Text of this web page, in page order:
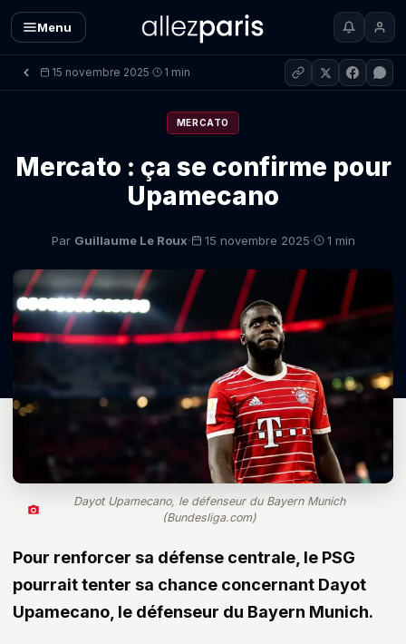
Menu
15 novembre 2025· 1 min
MERCATO
Mercato : ça se confirme pour
Upamecano
Par Guillaume Le Roux· 15 novembre 2025· 1 min
Dayot Upamecano, le défenseur du Bayern Munich
(Bundesliga.com)
Pour renforcer sa défense centrale, le PSG
pourrait tenter sa chance concernant Dayot
Upamecano, le défenseur du Bayern Munich.